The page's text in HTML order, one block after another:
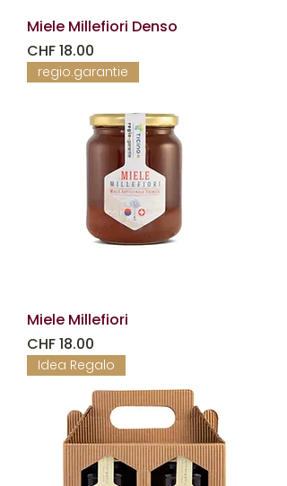
Miele Millefiori Denso
Prezzo
CHF 18.00
regio.garantie
Miele Millefiori
Prezzo
CHF 18.00
Idea Regalo